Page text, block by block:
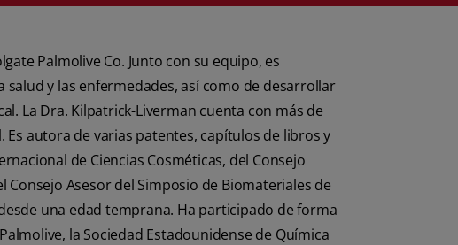
Palmolive Co. Junto con su equipo, es
y las enfermedades, así como de desarrollar
La Dra. Kilpatrick-Liverman cuenta con más de
Es autora de varias patentes, capítulos de libros y
de Ciencias Cosméticas, del Consejo
Asesor del Simposio de Biomateriales de
una edad temprana. Ha participado de forma
la Sociedad Estadounidense de Química